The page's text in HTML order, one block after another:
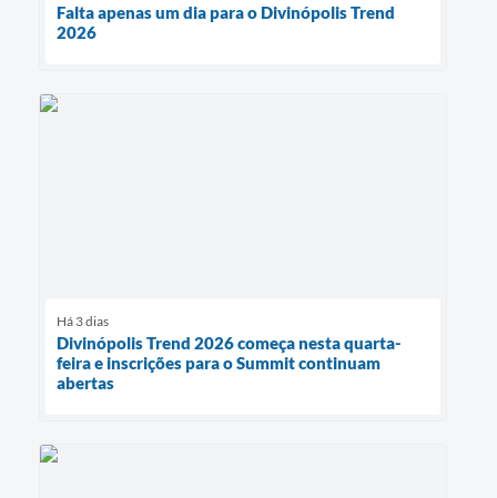
Falta apenas um dia para o Divinópolis Trend
2026
Há 3 dias
Divinópolis Trend 2026 começa nesta quarta-
feira e inscrições para o Summit continuam
abertas